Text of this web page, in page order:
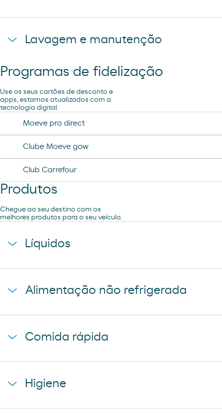
Lavagem e manutenção
Aspiração
Lavagem Manual – Jet Wash
Ar e Água
Programas de fidelização
Use os seus cartões de desconto e
apps, estamos atualizados com a
tecnologia digital.
Moeve pro direct
Clube Moeve gow
Club Carrefour
Produtos
Chegue ao seu destino com os
melhores produtos para o seu veículo.
Líquidos
coca-cola
cerveza mahou clasica
Alimentação não refrigerada
donuts
galletas filipinos
Comida rápida
caffe latte kaiku
Higiene